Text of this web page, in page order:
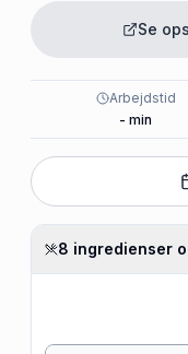
Se
Arbejdstid
- min
8 ingredienser